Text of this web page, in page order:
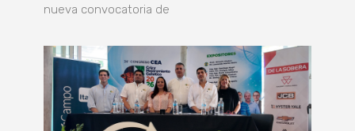
nueva convocatoria de